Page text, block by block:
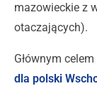
mazowieckie z
otaczających).
Głównym
dla polski